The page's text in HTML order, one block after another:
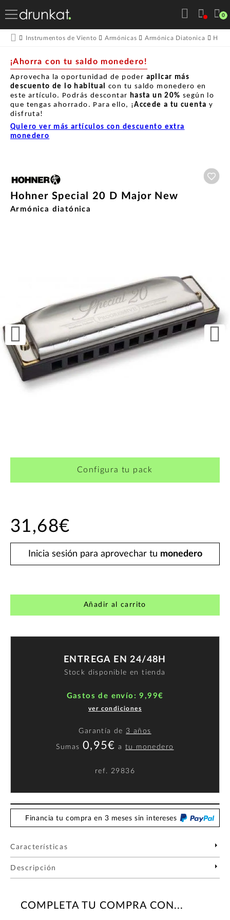
0
Instrumentos de Viento Armónicas Armónica Diatonica
¡Ahorra con tu saldo monedero!
Aprovecha la oportunidad de poder aplicar más
descuento de lo habitual con tu saldo monedero en
este artículo. Podrás descontar hasta un 20% según lo
que tengas ahorrado. Para ello, ¡Accede a tu cuenta y
disfruta!
Quiero ver más artículos con descuento extra
monedero
Hohner Special 20 D Major New
Armónica diatónica
Configura tu pack
31,68€
Inicia sesión para aprovechar tu monedero
Añadir al carrito
ENTREGA EN 24/48H
Stock disponible en tienda
Gastos de envío: 9,99€
ver condiciones
Garantía de 3 años
Sumas 0,95€ atu monedero
ref. 29836
Financia tu compra en 3 meses sin intereses
Características
Descripción
COMPLETA TU COMPRA CON...